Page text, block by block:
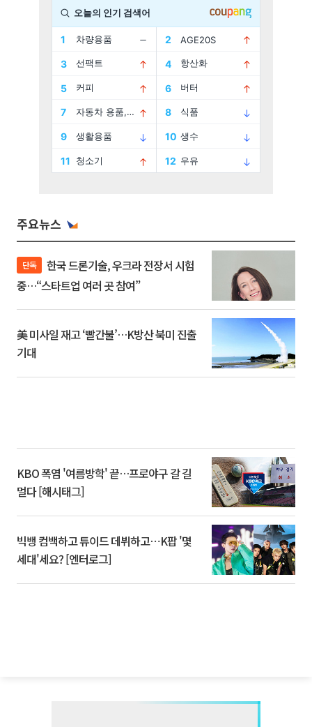
주요뉴스
단독
중…“스타트업 여러 곳 참여”
美 미사일 재고 ‘빨간불’…K방산 북미 진출
기대
KBO 폭염 '여름방학' 끝…프로야구 갈 길
멀다 [해시태그]
빅뱅 컴백하고 튜이드 데뷔하고⋯K팝 '몇
세대'세요? [엔터로그]